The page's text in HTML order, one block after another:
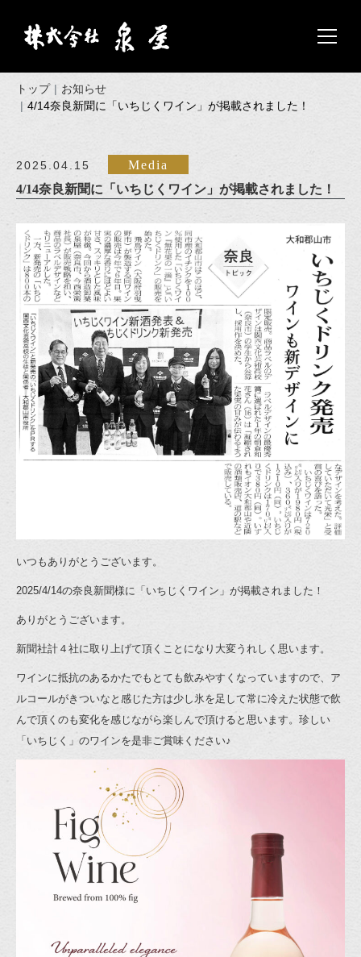
トップ
お知らせ
4/14奈良新聞に「いちじくワイン」が掲載されました！
2025.04.15
Media
4/14奈良新聞に「いちじくワイン」が掲載されました！
いつもありがとうございます。
2025/4/14の奈良新聞様に「いちじくワイン」が掲載されました！
ありがとうございます。
新聞社計４社に取り上げて頂くことになり大変うれしく思います。
ワインに抵抗のあるかたでもとても飲みやすくなっていますので、ア
ルコールがきついなと感じた方は少し氷を足して常に冷えた状態で飲
んで頂くのも変化を感じながら楽しんで頂けると思います。珍しい
「いちじく」のワインを是非ご賞味ください♪